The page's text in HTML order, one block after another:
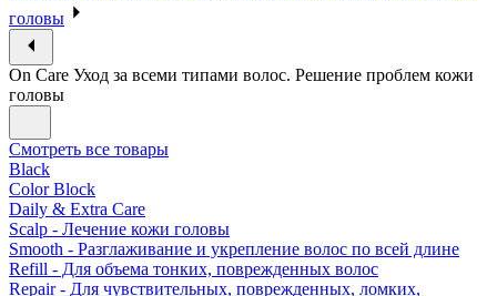
головы
On Care Уход за всеми типами волос. Решение проблем кожи
головы
Смотреть все товары
Black
Color Block
Daily & Extra Care
Scalp - Лечение кожи головы
Smooth - Разглаживание и укрепление волос по всей длине
Refill - Для объема тонких, поврежденных волос
Repair - Для чувствительных, поврежденных, ломких,